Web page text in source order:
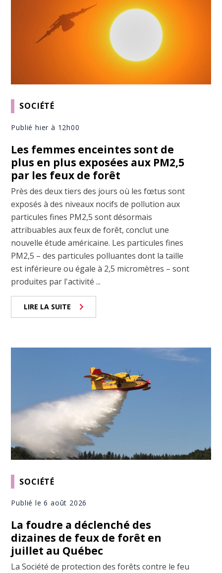
SOCIÉTÉ
Publié hier à 12h00
Les femmes enceintes sont de
plus en plus exposées aux PM2,5
par les feux de forêt
Près des deux tiers des jours où les fœtus sont
exposés à des niveaux nocifs de pollution aux
particules fines PM2,5 sont désormais
attribuables aux feux de forêt, conclut une
nouvelle étude américaine. Les particules fines
PM2,5 – des particules polluantes dont la taille
est inférieure ou égale à 2,5 micromètres – sont
produites par l'activité ...
LIRE LA SUITE
SOCIÉTÉ
Publié le 6 août 2026
La foudre a déclenché des
dizaines de feux de forêt en
juillet au Québec
La Société de protection des forêts contre le feu